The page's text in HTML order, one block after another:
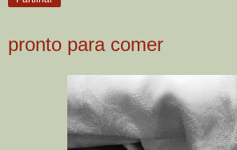
pronto para comer